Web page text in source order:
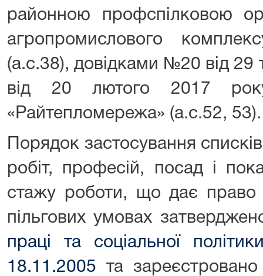
районною профспілковою
агропромислового
(а.с.38), довідками №20 від
від 20 лютого 2017
«Райтепломережа» (а.с.52, 53).
Порядок застосування
робіт, професій, посад і
стажу роботи, що дає право
пільгових умовах
праці та соціальної
18.11.2005 та зареєстровано